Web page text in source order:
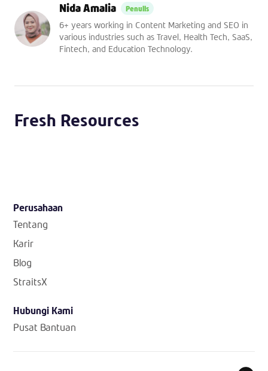
Nida Amalia
6+ years working in Content Marketing and SEO in
various industries such as Travel, Health Tech, SaaS,
Fintech, and Education Technology.
Fresh Resources
Perusahaan
Tentang
Karir
Blog
StraitsX
Hubungi Kami
Pusat Bantuan